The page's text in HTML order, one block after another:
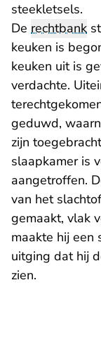
steekletsels.
De rechtbank
keuken is
keuken uit is
verdachte.
geduwd,
zijn
slaapkamer is
aangetroffen.
van het
gemaakt, vlak
maakte hij een
uitging dat hij
zien.